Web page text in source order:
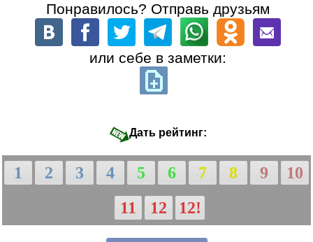
Понравилось? Отправь друзьям
или себе в заметки:
Дать рейтинг:
1 2 3 4 5 6 7 8 9
10
11
12 12!